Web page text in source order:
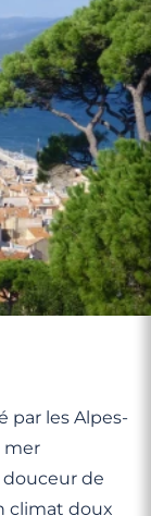
par les Alpes-
mer
douceur de
climat doux